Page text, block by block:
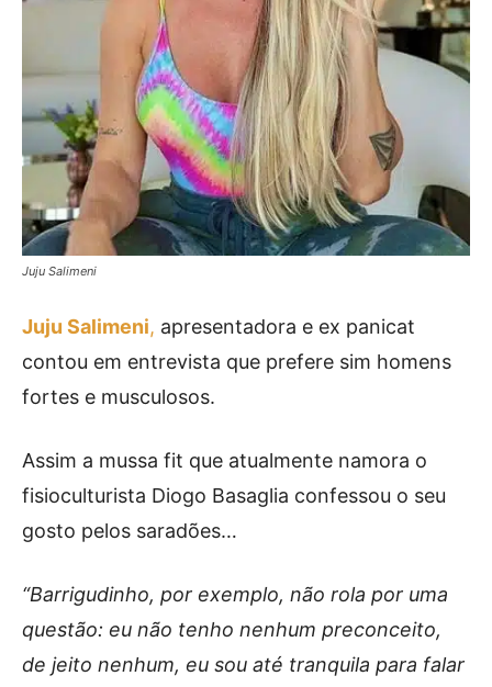
Juju Salimeni
Juju Salimeni, apresentadora e ex panicat
contou em entrevista que prefere sim homens
fortes e musculosos.
Assim a mussa fit que atualmente namora o
fisioculturista Diogo Basaglia confessou o seu
gosto pelos saradões…
“Barrigudinho, por exemplo, não rola por uma
questão: eu não tenho nenhum preconceito,
de jeito nenhum, eu sou até tranquila para falar